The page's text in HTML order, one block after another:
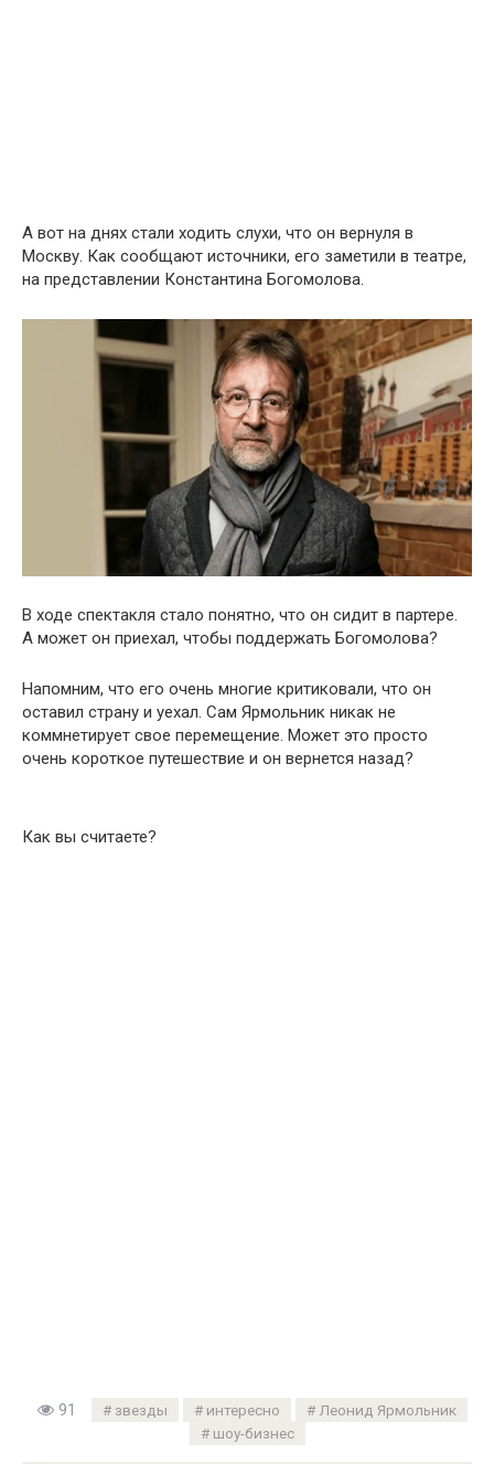
А вот на днях стали ходить слухи, что он вернуля в
Москву. Как сообщают источники, его заметили в театре,
на представлении Константина Богомолова.
В ходе спектакля стало понятно, что он сидит в партере.
А может он приехал, чтобы поддержать Богомолова?
Напомним, что его очень многие критиковали, что он
оставил страну и уехал. Сам Ярмольник никак не
коммнетирует свое перемещение. Может это просто
очень короткое путешествие и он вернется назад?
Как вы считаете?
91 звезды интересно
Леонид Ярмольник
шоу-бизнес